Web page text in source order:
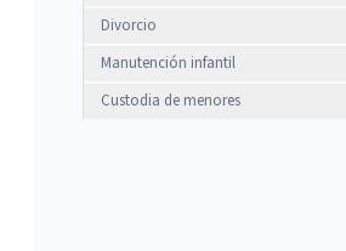
Divorcio
Manutención infantil
Custodia de menores